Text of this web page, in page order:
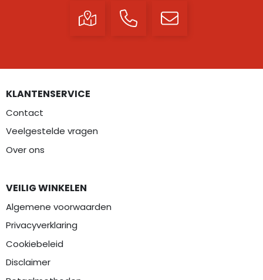
KLANTENSERVICE
Contact
Veelgestelde vragen
Over ons
VEILIG WINKELEN
Algemene voorwaarden
Privacyverklaring
Cookiebeleid
Disclaimer